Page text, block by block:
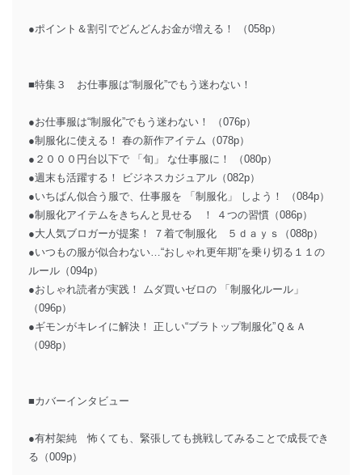
●ポイント＆割引でどんどんお金が増える！ （058p）
■特集３ お仕事服は“制服化”でもう迷わない！
●お仕事服は“制服化”でもう迷わない！ （076p）
●制服化に使える！ 春の新作アイテム（078p）
●２０００円台以下で 「旬」 な仕事服に！ （080p）
●週末も活躍する！ ビジネスカジュアル（082p）
●いちばん似合う服で、仕事服を 「制服化」 しよう！ （084p）
●制服化アイテムをきちんと見せる ！ ４つの習慣（086p）
●大人気ブロガーが提案！ ７着で制服化 ５ｄａｙｓ（088p）
●いつもの服が似合わない…“おしゃれ更年期”を乗り切る１１の
ルール（094p）
●おしゃれ読者が実践！ ムダ買いゼロの 「制服化ルール」
（096p）
●ギモンがキレイに解決！ 正しい“ブラトップ制服化”Ｑ＆Ａ
（098p）
■カバーインタビュー
●有村架純 怖くても、緊張しても挑戦してみることで成長でき
る（009p）